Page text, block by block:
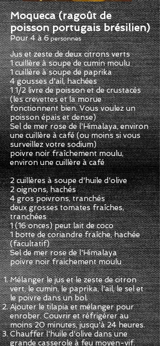
Moqueca (ragoût de
poisson portugais brésilien)
Pour 4 à 6personnes
Jus et zeste de deux citrons verts
1 cuillère à soupe de cumin moulu
1 cuillère à soupe de paprika
4 gousses d'ail, hachées
1 1/2 livre de poisson et de crustacés
(les crevettes et la morue
fonctionnent bien. Vous voulez un
poisson épais et dense)
Sel de mer rose de l'Himalaya, environ
une cuillère à café (ou moins si vous
surveillez votre sodium)
poivre noir fraîchement moulu,
environ une cuillère à café
2 cuillères à soupe d'huile d'olive
2 oignons, hachés
4 gros poivrons, tranchés
deux grosses tomates fraîches,
tranchées
1 (16 onces) peut lait de coco
1 botte de coriandre fraîche, hachée
(facultatif)
Sel de mer rose de l'Himalaya
poivre noir fraichement moulu
Mélanger le jus et le zeste de citron
vert, le cumin, le paprika, l'ail, le sel et
le poivre dans un bol.
Ajouter le tilapia et mélanger pour
enrober. Couvrir et réfrigérer au
moins 20 minutes, jusqu'à 24 heures.
Chauffer l'huile d'olive dans une
grande casserole à feu moyen-vif.